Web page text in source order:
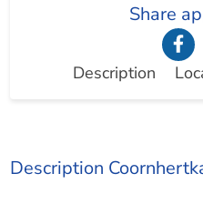
Share
Description
Description